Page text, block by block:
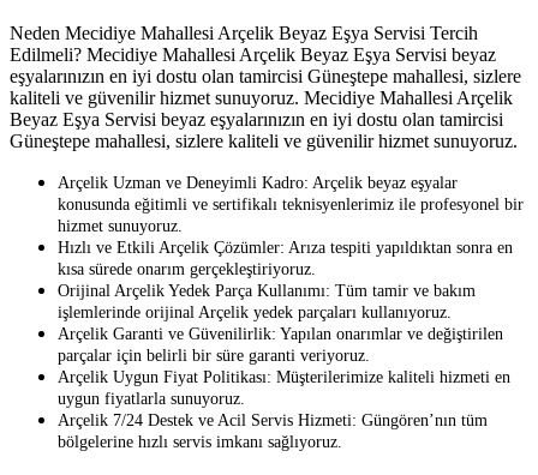
Neden Mecidiye Mahallesi Arçelik Beyaz Eşya Servisi Tercih
Edilmeli? Mecidiye Mahallesi Arçelik Beyaz Eşya Servisi beyaz
eşyalarınızın en iyi dostu olan tamircisi Güneştepe mahallesi, sizlere
kaliteli ve güvenilir hizmet sunuyoruz. Mecidiye Mahallesi Arçelik
Beyaz Eşya Servisi beyaz eşyalarınızın en iyi dostu olan tamircisi
Güneştepe mahallesi, sizlere kaliteli ve güvenilir hizmet sunuyoruz.
Arçelik Uzman ve Deneyimli Kadro: Arçelik beyaz eşyalar
konusunda eğitimli ve sertifikalı teknisyenlerimiz ile profesyonel bir
hizmet sunuyoruz.
Hızlı ve Etkili Arçelik Çözümler: Arıza tespiti yapıldıktan sonra en
kısa sürede onarım gerçekleştiriyoruz.
Orijinal Arçelik Yedek Parça Kullanımı: Tüm tamir ve bakım
işlemlerinde orijinal Arçelik yedek parçaları kullanıyoruz.
Arçelik Garanti ve Güvenilirlik: Yapılan onarımlar ve değiştirilen
parçalar için belirli bir süre garanti veriyoruz.
Arçelik Uygun Fiyat Politikası: Müşterilerimize kaliteli hizmeti en
uygun fiyatlarla sunuyoruz.
Arçelik 7/24 Destek ve Acil Servis Hizmeti: Güngören’nın tüm
bölgelerine hızlı servis imkanı sağlıyoruz.